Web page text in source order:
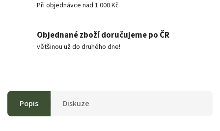
Při objednávce nad 1 000 Kč
Objednané zboží doručujeme po ČR
většinou už do druhého dne!
Popis Diskuze